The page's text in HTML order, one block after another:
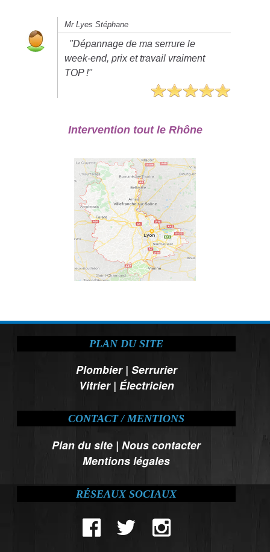
Mr Lyes Stéphane
"Dépannage de ma serrure le
week-end, prix et travail vraiment
TOP !"
Intervention tout le Rhône
PLAN DU SITE
Plombier| Serrurier
Vitrier| Électricien
CONTACT / MENTIONS
Plan du site |Nous contacter
Mentions légales
RÉSEAUX SOCIAUX